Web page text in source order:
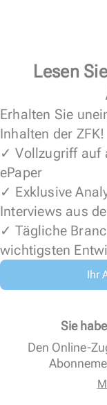
Lesen
Erhalten Sie
Inhalten der ZFK!
✓ Vollzugriff auf
ePaper
✓ Exklusive
Interviews aus
✓ Tägliche
wichtigsten
Ihr
Sie
Den Online-